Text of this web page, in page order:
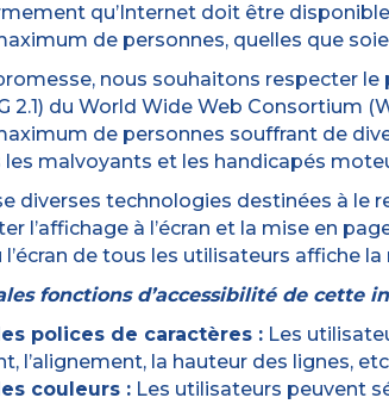
qu’Internet doit être
de personnes, quelles que
nous souhaitons respecter
2.1) du World Wide Web Consortium
de personnes souffrant de
les malvoyants et les handicapés
diverses technologies destinées à le
l’affichage à l’écran et la mise en
l’écran de tous les utilisateurs affiche
fonctions d’accessibilité de cette
polices de caractères :Les
l’alignement, la hauteur des lignes,
couleurs :Les utilisateurs peuvent